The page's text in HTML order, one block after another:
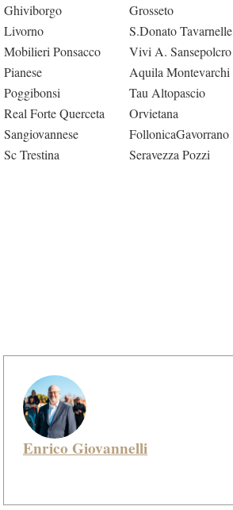
Ghiviborgo
Grosseto
Livorno
S.Donato Tavarnelle
Mobilieri Ponsacco
Vivi A. Sansepolcro
Pianese
Aquila Montevarchi
Poggibonsi
Tau Altopascio
Real Forte Querceta
Orvietana
Sangiovannese
FollonicaGavorrano
Sc Trestina
Seravezza Pozzi
Enrico Giovannelli